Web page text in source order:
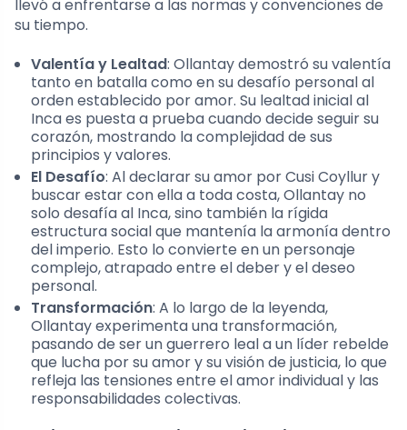
llevó a enfrentarse a las normas y convenciones de
su tiempo.
Valentía y Lealtad: Ollantay demostró su valentía
tanto en batalla como en su desafío personal al
orden establecido por amor. Su lealtad inicial al
Inca es puesta a prueba cuando decide seguir su
corazón, mostrando la complejidad de sus
principios y valores.
El Desafío: Al declarar su amor por Cusi Coyllur y
buscar estar con ella a toda costa, Ollantay no
solo desafía al Inca, sino también la rígida
estructura social que mantenía la armonía dentro
del imperio. Esto lo convierte en un personaje
complejo, atrapado entre el deber y el deseo
personal.
Transformación: A lo largo de la leyenda,
Ollantay experimenta una transformación,
pasando de ser un guerrero leal a un líder rebelde
que lucha por su amor y su visión de justicia, lo que
refleja las tensiones entre el amor individual y las
responsabilidades colectivas.